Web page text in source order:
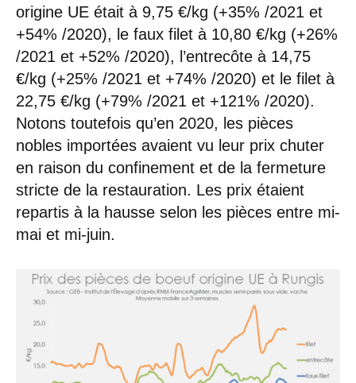
origine UE était à 9,75 €/kg (+35% /2021 et
+54% /2020), le faux filet à 10,80 €/kg (+26%
/2021 et +52% /2020), l’entrecôte à 14,75
€/kg (+25% /2021 et +74% /2020) et le filet à
22,75 €/kg (+79% /2021 et +121% /2020).
Notons toutefois qu’en 2020, les pièces
nobles importées avaient vu leur prix chuter
en raison du confinement et de la fermeture
stricte de la restauration. Les prix étaient
repartis à la hausse selon les pièces entre mi-
mai et mi-juin.